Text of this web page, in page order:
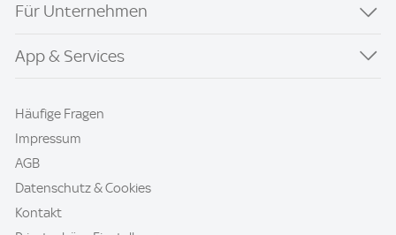
Für Unternehmen
App & Services
Häufige Fragen
Impressum
AGB
Datenschutz & Cookies
Kontakt